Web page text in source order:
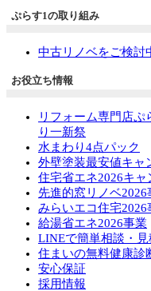
ぷらす1の取り組み
中古リノベをご検討
お役立ち情報
リフォーム専門店ぷ
り一新祭
水まわり4点パック
外壁塗装最安値キャ
住宅省エネ2026キャ
先進的窓リノベ2026
みらいエコ住宅2026
給湯省エネ2026事業
LINEで簡単相談・見
住まいの無料健康診
安心保証
採用情報